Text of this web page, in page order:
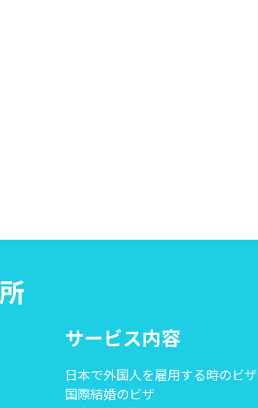
サービス内容
日本で外国人を雇用する時のビザ
国際結婚のビザ